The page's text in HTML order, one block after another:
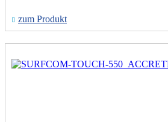
zum Produkt